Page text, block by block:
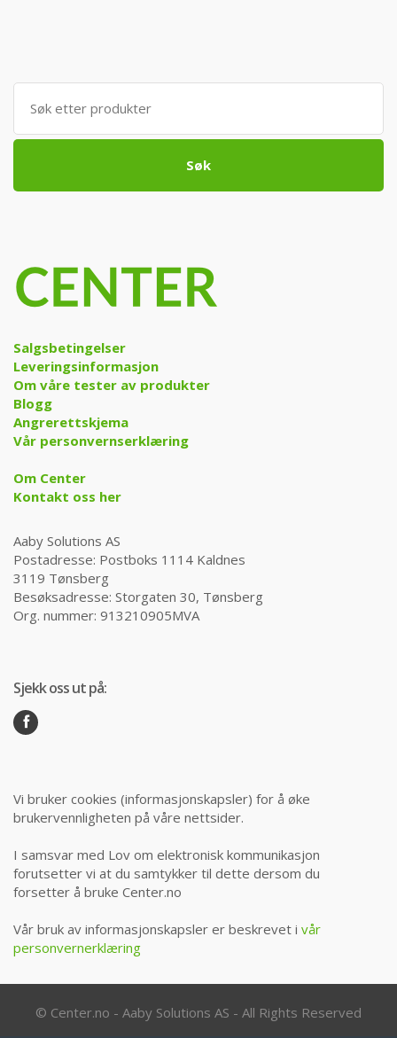
Søk
etter:
Søk
Salgsbetingelser
Leveringsinformasjon
Om våre tester av produkter
Blogg
Angrerettskjema
Vår personvernserklæring
Om Center
Kontakt oss her
Aaby Solutions AS
Postadresse: Postboks 1114 Kaldnes
3119 Tønsberg
Besøksadresse: Storgaten 30, Tønsberg
Org. nummer: 913210905MVA
Sjekk oss ut på:
Vi bruker cookies (informasjonskapsler) for å øke
brukervennligheten på våre nettsider.
I samsvar med Lov om elektronisk kommunikasjon
forutsetter vi at du samtykker til dette dersom du
forsetter å bruke Center.no
Vår bruk av informasjonskapsler er beskrevet i vår
personvernerklæring
© Center.no - Aaby Solutions AS - All Rights Reserved